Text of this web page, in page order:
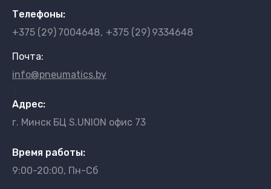
Телефоны:
+375 (29) 7004648 +375 (29) 9334648
Почта:
info@pneumatics.by
Адрес:
г. Минск БЦ S.UNION офис 73
Время работы:
9:00-20:00, Пн-Сб